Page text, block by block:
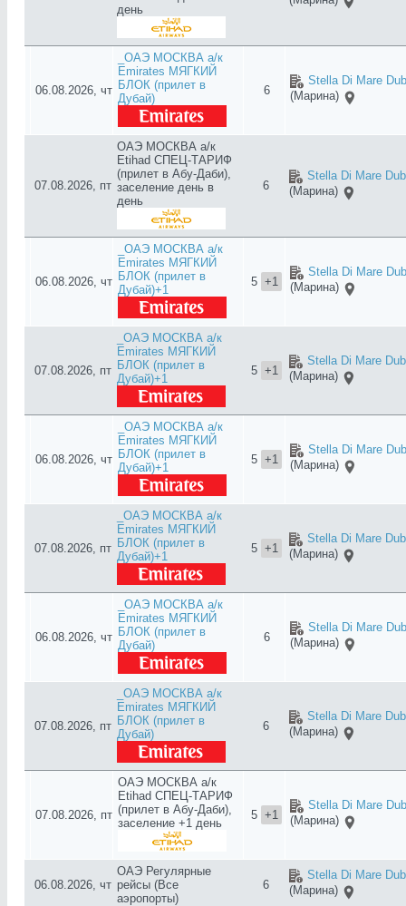
день
06.08.2026, чт
_ОАЭ МОСКВА а/к
Emirates МЯГКИЙ
БЛОК (прилет в
Дубай)
6
Stella Di Mare
(Марина)
07.08.2026, пт
ОАЭ МОСКВА а/к
Etihad СПЕЦ-ТАРИФ
(прилет в Абу-Даби),
заселение день в
день
6
Stella Di Mare
(Марина)
06.08.2026, чт
_ОАЭ МОСКВА а/к
Emirates МЯГКИЙ
БЛОК (прилет в
Дубай)+1
5 +1
Stella Di Mare
(Марина)
07.08.2026, пт
_ОАЭ МОСКВА а/к
Emirates МЯГКИЙ
БЛОК (прилет в
Дубай)+1
5 +1
Stella Di Mare
(Марина)
06.08.2026, чт
_ОАЭ МОСКВА а/к
Emirates МЯГКИЙ
БЛОК (прилет в
Дубай)+1
5 +1
Stella Di Mare
(Марина)
07.08.2026, пт
_ОАЭ МОСКВА а/к
Emirates МЯГКИЙ
БЛОК (прилет в
Дубай)+1
5 +1
Stella Di Mare
(Марина)
06.08.2026, чт
_ОАЭ МОСКВА а/к
Emirates МЯГКИЙ
БЛОК (прилет в
Дубай)
6
Stella Di Mare
(Марина)
07.08.2026, пт
_ОАЭ МОСКВА а/к
Emirates МЯГКИЙ
БЛОК (прилет в
Дубай)
6
Stella Di Mare
(Марина)
07.08.2026, пт
ОАЭ МОСКВА а/к
Etihad СПЕЦ-ТАРИФ
(прилет в Абу-Даби),
заселение +1 день
5 +1
Stella Di Mare
(Марина)
06.08.2026, чт
ОАЭ Регулярные
рейсы (Все
аэропорты)
6
Stella Di Mare
(Марина)